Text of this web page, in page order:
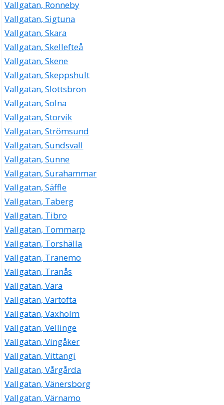
Vallgatan, Ronneby
Vallgatan, Sigtuna
Vallgatan, Skara
Vallgatan, Skellefteå
Vallgatan, Skene
Vallgatan, Skeppshult
Vallgatan, Slottsbron
Vallgatan, Solna
Vallgatan, Storvik
Vallgatan, Strömsund
Vallgatan, Sundsvall
Vallgatan, Sunne
Vallgatan, Surahammar
Vallgatan, Säffle
Vallgatan, Taberg
Vallgatan, Tibro
Vallgatan, Tommarp
Vallgatan, Torshälla
Vallgatan, Tranemo
Vallgatan, Tranås
Vallgatan, Vara
Vallgatan, Vartofta
Vallgatan, Vaxholm
Vallgatan, Vellinge
Vallgatan, Vingåker
Vallgatan, Vittangi
Vallgatan, Vårgårda
Vallgatan, Vänersborg
Vallgatan, Värnamo